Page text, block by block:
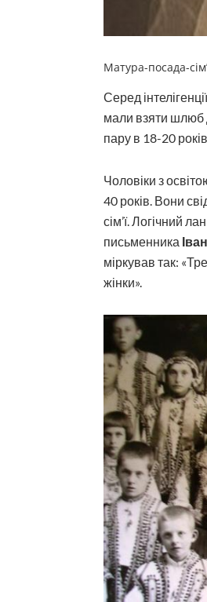
Матура-посада-
Серед
мали взяти шлюб
пару в 18-20
Чоловіки з
40 років. Вони
сім’ї. Логічний
письменника
міркував так:
жінки».